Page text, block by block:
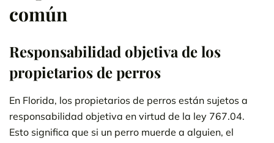
común
Responsabilidad objetiva de los
propietarios de perros
En Florida, los propietarios de perros están sujetos a
responsabilidad objetiva en virtud de la ley 767.04.
Esto significa que si un perro muerde a alguien, el